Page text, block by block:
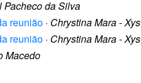
Pacheco da Silva
reunião · Chrystina Mara - Xys
reunião · Chrystina Mara - Xys
Macedo